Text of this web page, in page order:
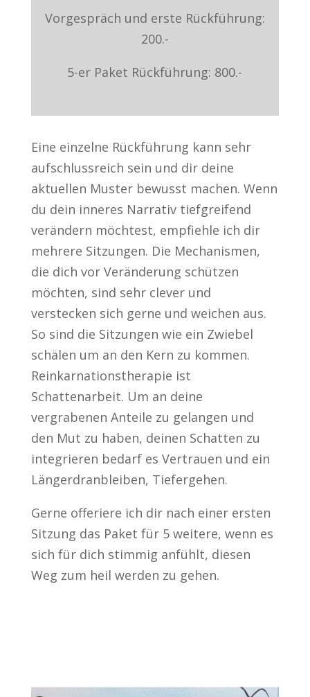
Vorgespräch und erste Rückführung:
200.-
5-er Paket Rückführung: 800.-
Eine einzelne Rückführung kann sehr
aufschlussreich sein und dir deine
aktuellen Muster bewusst machen. Wenn
du dein inneres Narrativ tiefgreifend
verändern möchtest, empfiehle ich dir
mehrere Sitzungen. Die Mechanismen,
die dich vor Veränderung schützen
möchten, sind sehr clever und
verstecken sich gerne und weichen aus.
So sind die Sitzungen wie ein Zwiebel
schälen um an den Kern zu kommen.
Reinkarnationstherapie ist
Schattenarbeit. Um an deine
vergrabenen Anteile zu gelangen und
den Mut zu haben, deinen Schatten zu
integrieren bedarf es Vertrauen und ein
Längerdranbleiben, Tiefergehen.
Gerne offeriere ich dir nach einer ersten
Sitzung das Paket für 5 weitere, wenn es
sich für dich stimmig anfühlt, diesen
Weg zum heil werden zu gehen.